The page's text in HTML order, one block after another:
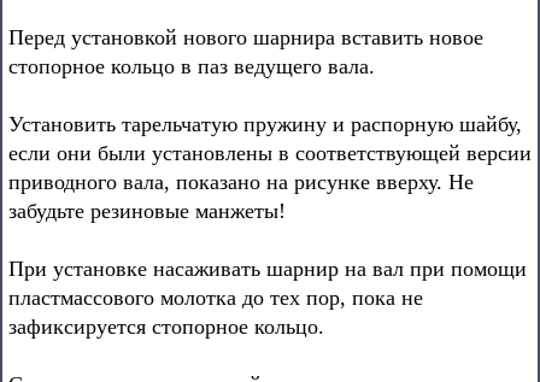
Перед установкой нового шарнира вставить новое
стопорное кольцо в паз ведущего вала.
Установить тарельчатую пружину и распорную шайбу,
если они были установлены в соответствующей версии
приводного вала, показано на рисунке вверху. Не
забудьте резиновые манжеты!
При установке насаживать шарнир на вал при помощи
пластмассового молотка до тех пор, пока не
зафиксируется стопорное кольцо.